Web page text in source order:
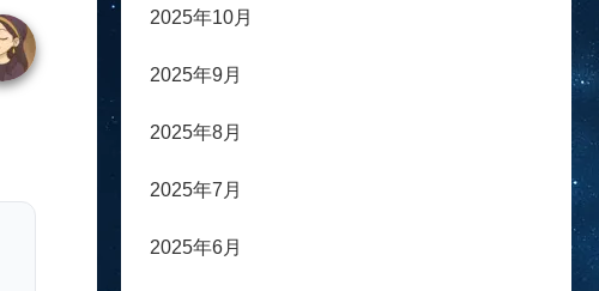
2025年10月
2025年9月
2025年8月
2025年7月
2025年6月